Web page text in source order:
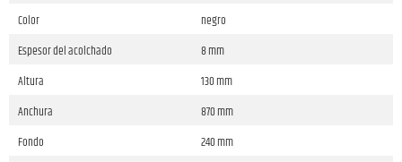
Color
negro
Espesor del acolchado
8 mm
Altura
130 mm
Anchura
870 mm
Fondo
240 mm